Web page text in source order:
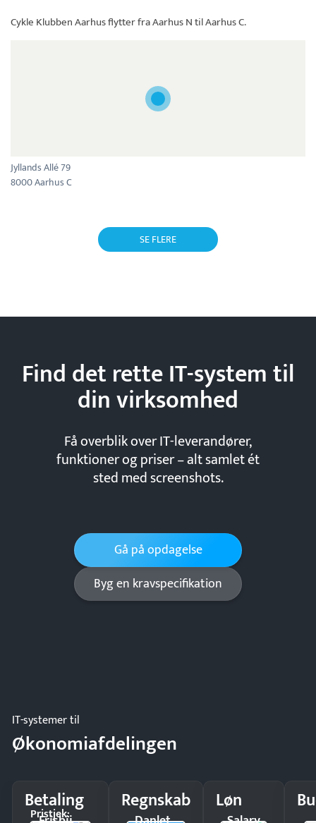
Cykle Klubben Aarhusflytter fra Aarhus N til Aarhus C.
Jyllands Allé 79
8000 Aarhus C
SE FLERE
Find det rette IT-system til
dinvirksomhed
Få overblik over IT-leverandører,
funktioner og priser – alt samlet ét
sted med screenshots.
Gå på opdagelse
Byg en kravspecifikation
IT-systemer til
Økonomiafdelingen
Betaling
Pristjek: Regnskab Løn